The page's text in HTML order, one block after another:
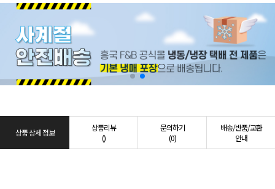
상품 상세 정보
상품리뷰
()
문의하기
(0)
배송/반품/교환
안내